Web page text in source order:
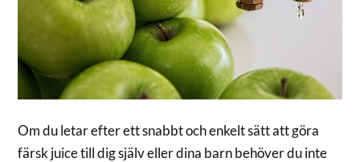
Om du letar efter ett snabbt och enkelt sätt att göra
färsk juice till dig själv eller dina barn behöver du inte